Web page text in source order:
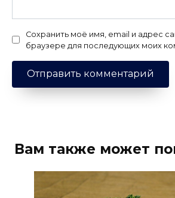
Сохранить моё имя, email и адрес
браузере для последующих моих
Вам также может